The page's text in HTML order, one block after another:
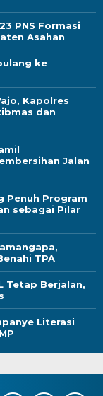
PNS Formasi
Asahan
ke
Kapolres
dan
Jalan
Penuh Program
sebagai Pilar
TPA
Tetap Berjalan,
Literasi